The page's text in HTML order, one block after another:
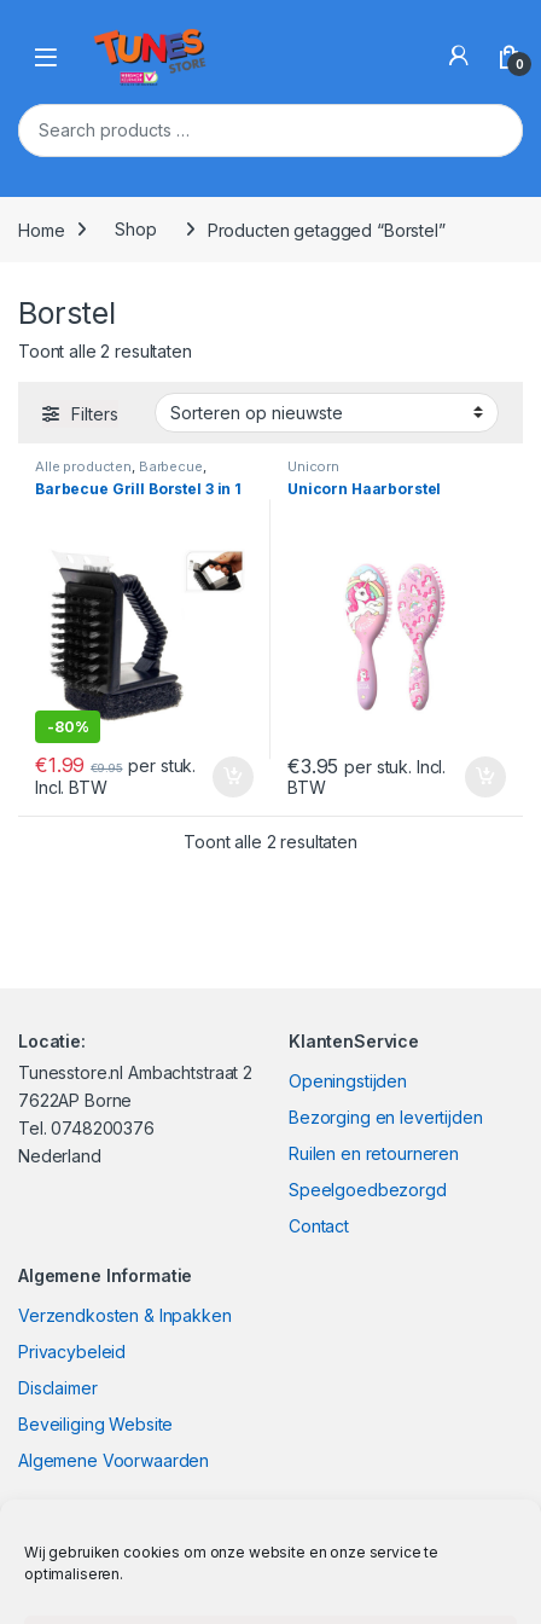
Wij gebruiken cookies om onze website en onze service te
optimaliseren.
Open 0
Home Shop Producten getagged “Borstel”
Borstel
Toont alle 2 resultatenGesorteerd op nieuwste
Filters
Alle producten, Barbecue,
Barbecue Accessoires Buiten
Barbecue Grill Borstel 3 in 1
-80%
€1.99 €9.95 per stuk.
Incl. BTW
Unicorn
Unicorn Haarborstel
€3.95 per stuk. Incl.
BTW
Toont alle 2 resultatenGesorteerd op
Locatie:
Tunesstore.nl Ambachtstraat 2
7622AP Borne
Tel. 0748200376
Nederland
KlantenService
Openingstijden
Bezorging en levertijden
Ruilen en retourneren
Speelgoedbezorgd
Contact
Algemene Informatie
Verzendkosten & Inpakken
Privacybeleid
Disclaimer
Beveiliging Website
Algemene Voorwaarden